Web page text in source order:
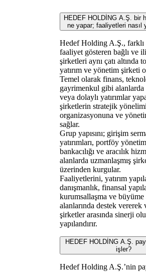
HEDEF HOLDİNG A.Ş. bir
ne yapar; faaliyetleri nasıl
Hedef Holding A.Ş., farklı
faaliyet gösteren bağlı ve
şirketleri aynı çatı altında
yatırım ve yönetim şirketi
Temel olarak finans,
gayrimenkul gibi alanlarda
veya dolaylı yatırımlar
şirketlerin stratejik
organizasyonuna ve
sağlar.
Grup yapısını; girişim
yatırımları, portföy
bankacılığı ve aracılık
alanlarda uzmanlaşmış
üzerinden kurgular.
Faaliyetlerini, yatırım
danışmanlık, finansal
kurumsallaşma ve büyüme
alanlarında destek vererek
şirketler arasında sinerji
yapılandırır.
HEDEF HOLDİNG A.Ş. pay
işler?
Hedef Holding A.Ş.’nin